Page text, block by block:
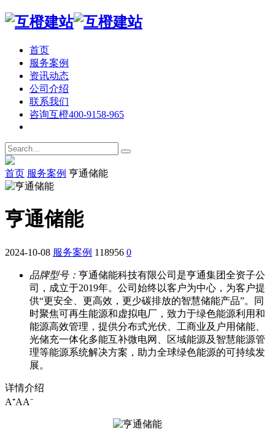
首页
服务案例
资讯动态
公司介绍
联系我们
咨询互橙400-9158-965
首页 服务案例 亨通储能
亨通储能
2024-10-08 服务案例 118956 0
品牌型号： 亨通储能科技有限公司是亨通集团全资子公
司，成立于2019年。公司始终以客户为中心，为客户提
供“更安全、更高效，更少碳排放的智慧储能产品”。同
时聚焦可再生能源和虚拟电厂，致力于绿色能源利用和
能源高效管理，提供分布式光伏、工商业及户用储能、
光储充一体化多能互补微电网、区域能源及智慧能源管
理等能源系统解决方案，助力全球绿色能源的可持续发
展。
详情介绍
A⁺AA⁻